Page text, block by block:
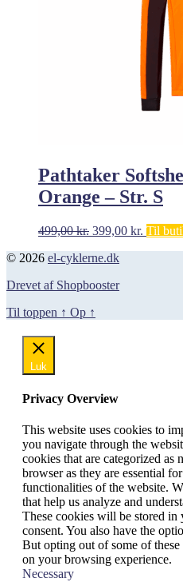
Pathtaker
Orange – Str. S
499,00kr. Den
pris
499,00 kr..
399,00 kr. Den
Til
© 2026 el-cyklerne.dk
Drevet af Shopbooster
Til toppen ↑ Op ↑
Luk
Privacy Overview
This website uses cookies to
you navigate through the
cookies that are categorized as
browser as they are essential
functionalities of the website.
that help us analyze and
These cookies will be stored
consent. You also have the
But opting out of some of
on your browsing experience.
Necessary